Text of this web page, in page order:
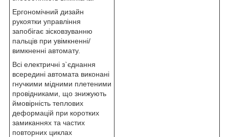
Ергономічний дизайн
рукоятки управління
запобігає зісковзуванню
пальців при увімкненні/
вимкненні автомату.
Всі електричні з`єднання
всередині автомата виконані
гнучкими мідними плетеними
провідниками, що знижують
ймовірність теплових
деформацій при коротких
замиканнях та частих
повторних циклах